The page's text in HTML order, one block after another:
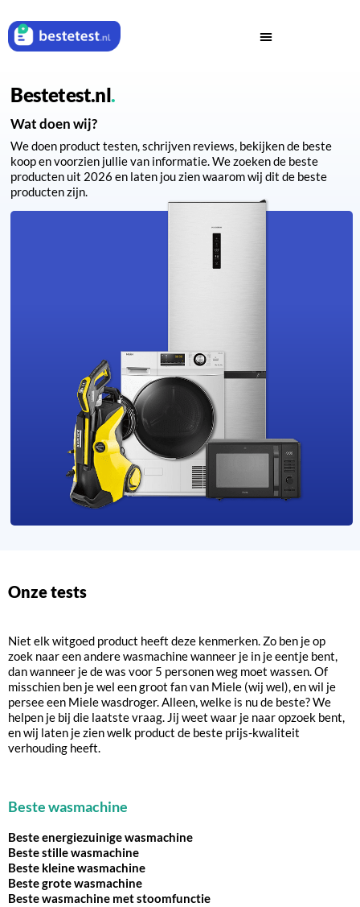
Bestetest.nl
Wat doen wij?
We doen product testen, schrijven reviews, bekijken de beste
koop en voorzien jullie van informatie. We zoeken de beste
producten uit 2026 en laten jou zien waarom wij dit de beste
producten zijn.
Onze tests
Niet elk witgoed product heeft deze kenmerken. Zo ben je op
zoek naar een andere wasmachine wanneer je in je eentje bent,
dan wanneer je de was voor 5 personen weg moet wassen. Of
misschien ben je wel een groot fan van Miele (wij wel), en wil je
persee een Miele wasdroger. Alleen, welke is nu de beste? We
helpen je bij die laatste vraag. Jij weet waar je naar opzoek bent,
en wij laten je zien welk product de beste prijs-kwaliteit
verhouding heeft.
Beste wasmachine
Beste energiezuinige wasmachine
Beste stille wasmachine
Beste kleine wasmachine
Beste grote wasmachine
Beste wasmachine met stoomfunctie